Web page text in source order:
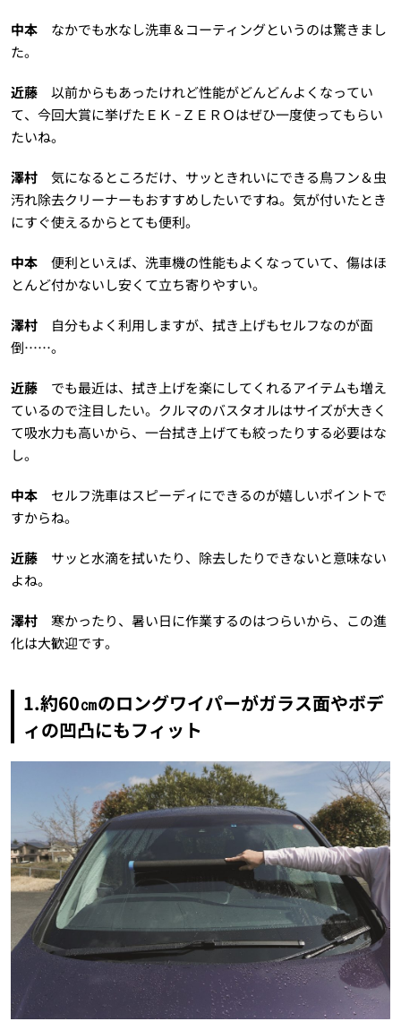
中本なかでも水なし洗車＆コーティングというのは驚きまし
た。
近藤以前からもあったけれど性能がどんどんよくなってい
て、今回大賞に挙げたＥＫ ｰＺＥＲＯはぜひ一度使ってもらい
たいね。
澤村気になるところだけ、サッときれいにできる鳥フン＆虫
汚れ除去クリーナーもおすすめしたいですね。気が付いたとき
にすぐ使えるからとても便利。
中本便利といえば、洗車機の性能もよくなっていて、傷はほ
とんど付かないし安くて立ち寄りやすい。
澤村自分もよく利用しますが、拭き上げもセルフなのが面
倒……。
近藤でも最近は、拭き上げを楽にしてくれるアイテムも増え
ているので注目したい。クルマのバスタオルはサイズが大きく
て吸水力も高いから、一台拭き上げても絞ったりする必要はな
し。
中本セルフ洗車はスピーディにできるのが嬉しいポイントで
すからね。
近藤 サッと水滴を拭いたり、除去したりできないと意味ない
よね。
澤村寒かったり、暑い日に作業するのはつらいから、この進
化は大歓迎です。
1.約60㎝のロングワイパーがガラス面やボデ
ィの凹凸にもフィット